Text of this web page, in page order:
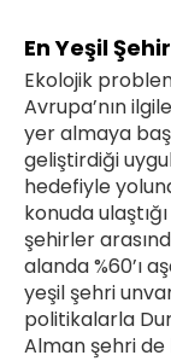
En Yeşil
Ekolojik
Avrupa’nın
yer almaya
geliştirdiği
hedefiyle
konuda
şehirler
alanda %60’ı
yeşil şehri
politikalarla
Alman şehri